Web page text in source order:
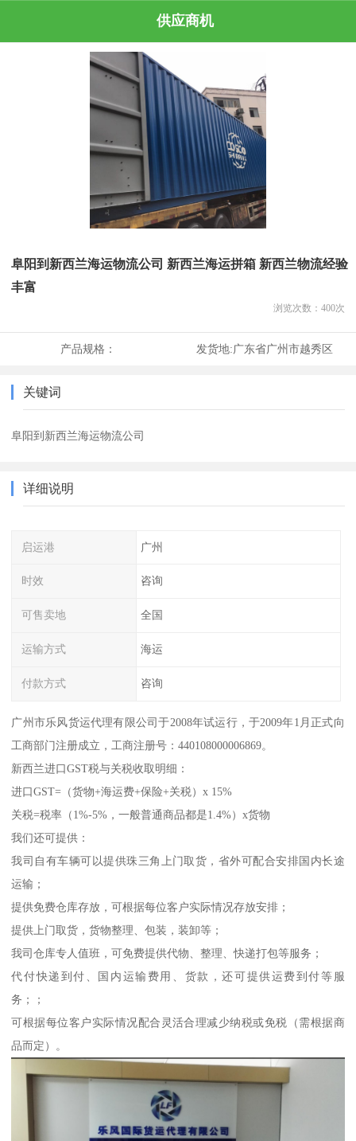
供应商机
阜阳到新西兰海运物流公司 新西兰海运拼箱 新西兰物流经验
丰富
浏览次数： 400次
产品规格： 发货地:广东省广州市越秀区
关键词
阜阳到新西兰海运物流公司
详细说明
启运港 广州
时效 咨询
可售卖地 全国
运输方式 海运
付款方式 咨询
广州市乐风货运代理有限公司于2008年试运行，于2009年1月正式向
工商部门注册成立，工商注册号：440108000006869。
新西兰进口GST税与关税收取明细：
进口GST=（货物+海运费+保险+关税）x 15%
关税=税率（1%-5%，一般普通商品都是1.4%）x货物
我们还可提供：
我司自有车辆可以提供珠三角上门取货，省外可配合安排国内长途
运输；
提供免费仓库存放，可根据每位客户实际情况存放安排；
提供上门取货，货物整理、包装，装卸等；
我司仓库专人值班，可免费提供代物、整理、快递打包等服务；
代付快递到付、国内运输费用、货款，还可提供运费到付等服
务；；
可根据每位客户实际情况配合灵活合理减少纳税或免税（需根据商
品而定）。